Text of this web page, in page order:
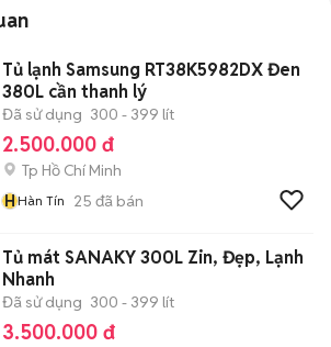
Tủ lạnh Samsung RT38K5982DX Đen
380L cần thanh lý
Đã sử dụng 300 - 399 lít
2.500.000 đ
Tp Hồ Chí Minh
HHàn Tín 25 đã bán
Tủ mát SANAKY 300L Zin, Đẹp, Lạnh
Nhanh
Đã sử dụng 300 - 399 lít
3.500.000 đ